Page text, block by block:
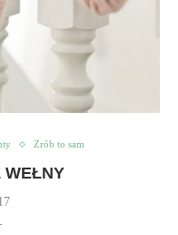
Zrób to sam
WEŁNY